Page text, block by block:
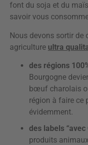
font du soja et du
savoir vous
Nous devons sortir de
agriculture ultra
des régions
Bourgogne
bœuf charolais
région à faire ce
évidemment.
des labels “avec
produits